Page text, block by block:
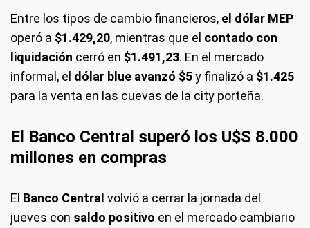
Entre los tipos de cambio financieros, el dólar MEP
operó a $1.429,20, mientras que el contado con
liquidación cerró en $1.491,23. En el mercado
informal, el dólar blue avanzó $5y finalizó a $1.425
para la venta en las cuevas de la city porteña.
El Banco Central superó los U$S 8.000
millones en compras
El Banco Central volvió a cerrar la jornada del
jueves con saldo positivo en el mercado cambiario